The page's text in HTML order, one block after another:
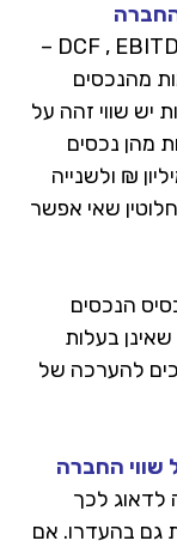
שיטות מקובלות להערכת שווי (מכפיל DCF , EBITDA –
מהנכסים
שווי זהה על
מהן נכסים
(מבנה, ציוד ומכונות) בשווי 10 מיליון ₪ ולשנייה
₪. ברור לחלוטין שאי אפשר
הנכסים
בעלות
להערכה של
החברה
לדאוג לכך
גם בהעדרו. אם